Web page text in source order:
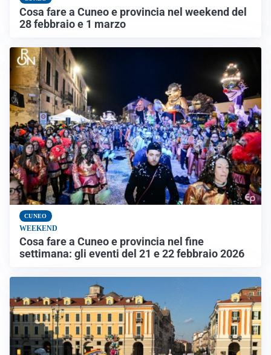
Cosa fare a Cuneo e provincia nel weekend del
28 febbraio e 1 marzo
CUNEO
WEEKEND
Cosa fare a Cuneo e provincia nel fine
settimana: gli eventi del 21 e 22 febbraio 2026